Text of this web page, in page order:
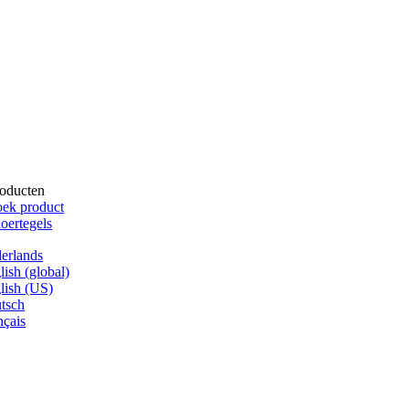
(global)
(US)
product